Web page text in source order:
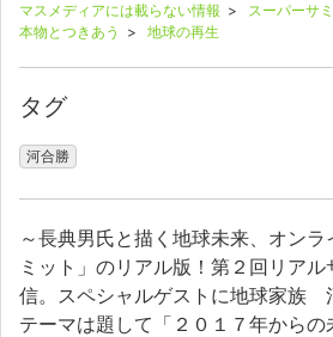
マスメディアには載らない情報 > スーパーサ
本物とつきあう
> 地球の再生
タグ
河合勝
～長典男氏と描く地球未来、オン
ミット」のリアル版！第２回リア
信。スペシャルゲストに地球家族
テーマは題して「２０１７年からの